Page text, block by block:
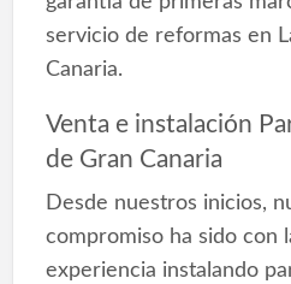
servicio de reformas en
Canaria.
Venta e instalación
de Gran Canaria
Desde nuestros inicios,
compromiso ha sido con
experiencia instalando